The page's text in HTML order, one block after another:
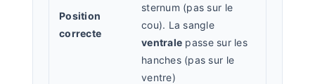
Position
correcte
sternum (pas sur le
cou). La sangle
ventrale passe sur les
hanches (pas sur le
ventre)